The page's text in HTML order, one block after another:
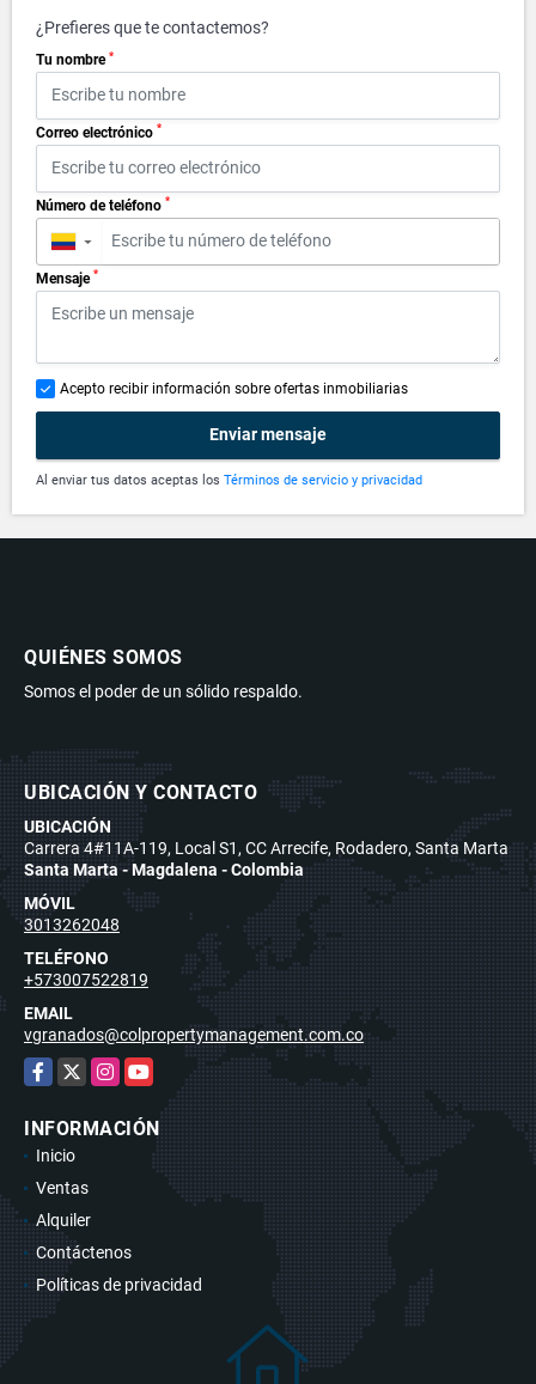
¿Prefieres que te contactemos?
Tu nombre *
Correo electrónico *
Número de teléfono *
▼
Mensaje *
Acepto recibir información sobre ofertas inmobiliarias
Enviar mensaje
Al enviar tus datos aceptas los Términos de servicio y privacidad
QUIÉNES SOMOS
Somos el poder de un sólido respaldo.
UBICACIÓN Y CONTACTO
UBICACIÓN
Carrera 4#11A-119, Local S1, CC Arrecife, Rodadero, Santa Marta
Santa Marta - Magdalena - Colombia
MÓVIL
3013262048
TELÉFONO
+573007522819
EMAIL
vgranados@colpropertymanagement.com.co
Facebook
X Instagram
YouTube
INFORMACIÓN
Inicio
Ventas
Alquiler
Contáctenos
Políticas de privacidad